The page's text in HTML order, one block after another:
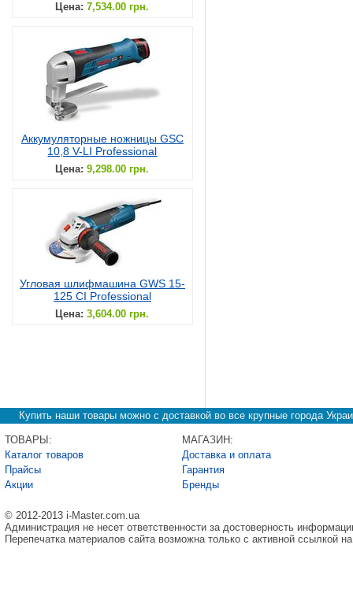
Цена: 7,534.00 грн.
Аккумуляторные ножницы GSC
10,8 V-LI Professional
Цена: 9,298.00 грн.
Угловая шлифмашина GWS 15-
125 CI Professional
Цена: 3,604.00 грн.
Купить наши товары можно с доставкой во все крупные города
ТОВАРЫ:
Каталог товаров
Прайсы
Акции
МАГАЗИН:
Доставка и оплата
Гарантия
Бренды
© 2012-2013 i-Master.com.ua
Администрация не несет ответственности за достоверность
Перепечатка материалов сайта возможна только с активной ссылкой